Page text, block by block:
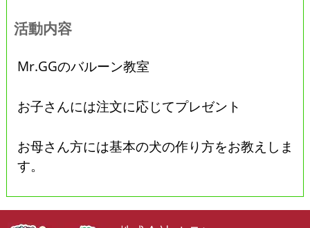
活動内容
Mr.GGのバルーン教室
お子さんには注文に応じてプレゼント
お母さん方には基本の犬の作り方をお教えしま
す。